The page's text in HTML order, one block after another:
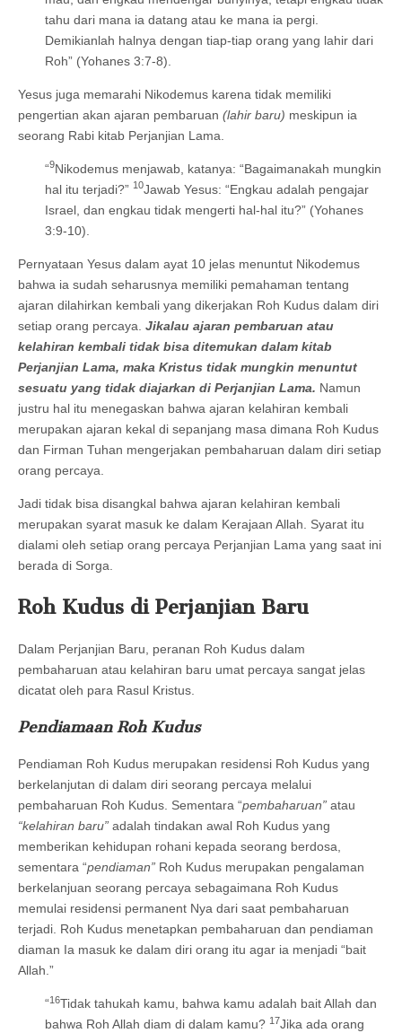
tahu dari mana ia datang atau ke mana ia pergi.
Demikianlah halnya dengan tiap-tiap orang yang lahir dari
Roh” (Yohanes 3:7-8).
Yesus juga memarahi Nikodemus karena tidak memiliki
pengertian akan ajaran pembaruan (lahir baru) meskipun ia
seorang Rabi kitab Perjanjian Lama.
“9Nikodemus menjawab, katanya: “Bagaimanakah mungkin
hal itu terjadi?” 10Jawab Yesus: “Engkau adalah pengajar
Israel, dan engkau tidak mengerti hal-hal itu?” (Yohanes
3:9-10).
Pernyataan Yesus dalam ayat 10 jelas menuntut Nikodemus
bahwa ia sudah seharusnya memiliki pemahaman tentang
ajaran dilahirkan kembali yang dikerjakan Roh Kudus dalam diri
setiap orang percaya. Jikalau ajaran pembaruan atau
kelahiran kembali tidak bisa ditemukan dalam kitab
Perjanjian Lama, maka Kristus tidak mungkin menuntut
sesuatu yang tidak diajarkan di Perjanjian Lama. Namun
justru hal itu menegaskan bahwa ajaran kelahiran kembali
merupakan ajaran kekal di sepanjang masa dimana Roh Kudus
dan Firman Tuhan mengerjakan pembaharuan dalam diri setiap
orang percaya.
Jadi tidak bisa disangkal bahwa ajaran kelahiran kembali
merupakan syarat masuk ke dalam Kerajaan Allah. Syarat itu
dialami oleh setiap orang percaya Perjanjian Lama yang saat ini
berada di Sorga.
Roh Kudus di Perjanjian Baru
Dalam Perjanjian Baru, peranan Roh Kudus dalam
pembaharuan atau kelahiran baru umat percaya sangat jelas
dicatat oleh para Rasul Kristus.
Pendiamaan Roh Kudus
Pendiaman Roh Kudus merupakan residensi Roh Kudus yang
berkelanjutan di dalam diri seorang percaya melalui
pembaharuan Roh Kudus. Sementara “pembaharuan” atau
“kelahiran baru” adalah tindakan awal Roh Kudus yang
memberikan kehidupan rohani kepada seorang berdosa,
sementara “pendiaman” Roh Kudus merupakan pengalaman
berkelanjuan seorang percaya sebagaimana Roh Kudus
memulai residensi permanent Nya dari saat pembaharuan
terjadi. Roh Kudus menetapkan pembaharuan dan pendiaman
diaman Ia masuk ke dalam diri orang itu agar ia menjadi “bait
Allah.”
“16Tidak tahukah kamu, bahwa kamu adalah bait Allah dan
bahwa Roh Allah diam di dalam kamu? 17Jika ada orang